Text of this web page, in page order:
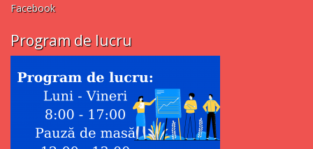
Facebook
Program de lucru